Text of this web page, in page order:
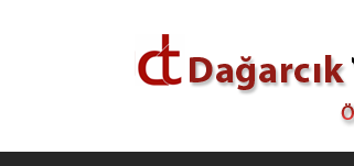
Dağarcık
Türkiye
Türkiye